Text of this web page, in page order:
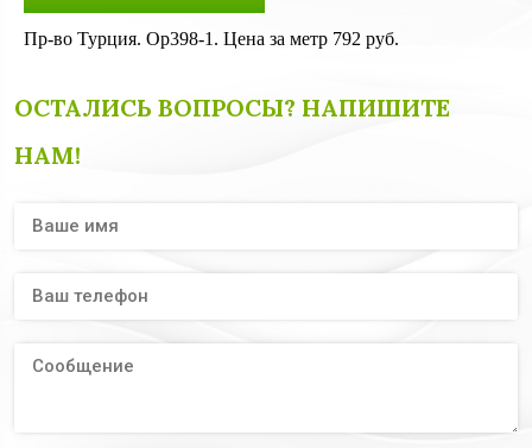
Пр-во Турция. Ор398-1. Цена за метр 792 руб.
ОСТАЛИСЬ ВОПРОСЫ? НАПИШИТЕ
НАМ!